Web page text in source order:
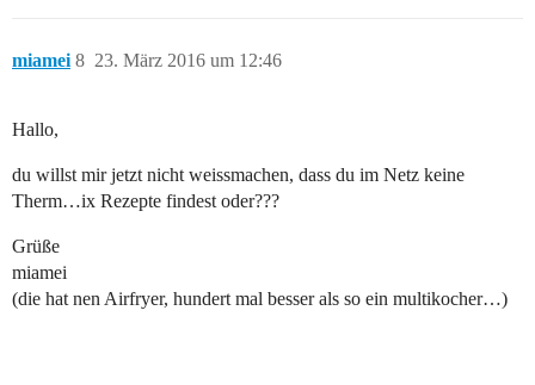
miamei 23. März 2016 um 12:46
8
Hallo,
du willst mir jetzt nicht weissmachen, dass du im Netz keine
Therm…ix Rezepte findest oder???
Grüße
miamei
(die hat nen Airfryer, hundert mal besser als so ein multikocher…)